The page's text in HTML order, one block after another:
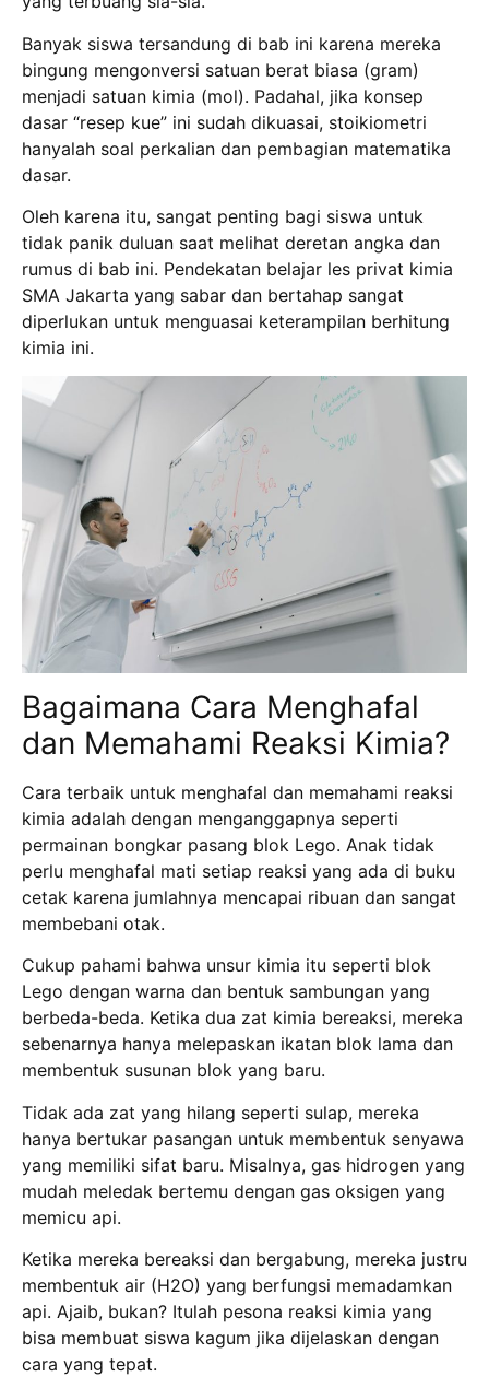
Banyak siswa tersandung di bab ini karena mereka
bingung mengonversi satuan berat biasa (gram)
menjadi satuan kimia (mol). Padahal, jika konsep
dasar “resep kue” ini sudah dikuasai, stoikiometri
hanyalah soal perkalian dan pembagian matematika
dasar.
Oleh karena itu, sangat penting bagi siswa untuk
tidak panik duluan saat melihat deretan angka dan
rumus di bab ini. Pendekatan belajar les privat kimia
SMA Jakarta yang sabar dan bertahap sangat
diperlukan untuk menguasai keterampilan berhitung
kimia ini.
Bagaimana Cara Menghafal
dan Memahami Reaksi Kimia?
Cara terbaik untuk menghafal dan memahami reaksi
kimia adalah dengan menganggapnya seperti
permainan bongkar pasang blok Lego. Anak tidak
perlu menghafal mati setiap reaksi yang ada di buku
cetak karena jumlahnya mencapai ribuan dan sangat
membebani otak.
Cukup pahami bahwa unsur kimia itu seperti blok
Lego dengan warna dan bentuk sambungan yang
berbeda-beda. Ketika dua zat kimia bereaksi, mereka
sebenarnya hanya melepaskan ikatan blok lama dan
membentuk susunan blok yang baru.
Tidak ada zat yang hilang seperti sulap, mereka
hanya bertukar pasangan untuk membentuk senyawa
yang memiliki sifat baru. Misalnya, gas hidrogen yang
mudah meledak bertemu dengan gas oksigen yang
memicu api.
Ketika mereka bereaksi dan bergabung, mereka justru
membentuk air (H2O) yang berfungsi memadamkan
api. Ajaib, bukan? Itulah pesona reaksi kimia yang
bisa membuat siswa kagum jika dijelaskan dengan
cara yang tepat.